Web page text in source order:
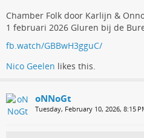
Chamber Folk door Karlijn &
1 februari 2026 Gluren bij de
fb.watch/GBBwH3gguC/
Nico Geelen likes this.
oNNoGt
Tuesday, February 10, 2026, 8:15